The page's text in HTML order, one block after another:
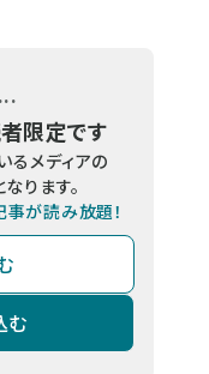
限定です
るメディアの
ります。
事が読み放題！
む